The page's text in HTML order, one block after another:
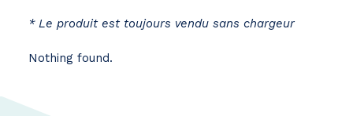
* Le produit est toujours vendu sans chargeur
Nothing found.